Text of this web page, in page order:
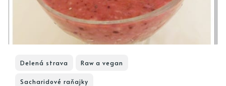
Delená strava Raw a vegan
Sacharidové raňajky